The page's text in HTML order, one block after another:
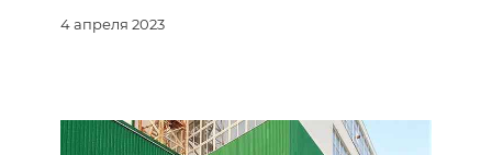
4 апреля 2023